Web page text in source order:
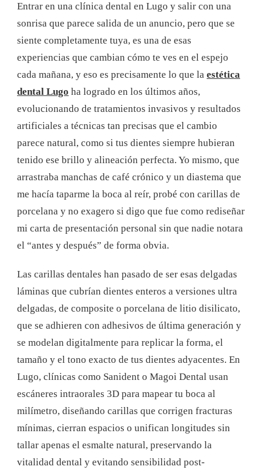
Entrar en una clínica dental en Lugo y salir con una
sonrisa que parece salida de un anuncio, pero que se
siente completamente tuya, es una de esas
experiencias que cambian cómo te ves en el espejo
cada mañana, y eso es precisamente lo que la estética
dental Lugo ha logrado en los últimos años,
evolucionando de tratamientos invasivos y resultados
artificiales a técnicas tan precisas que el cambio
parece natural, como si tus dientes siempre hubieran
tenido ese brillo y alineación perfecta. Yo mismo, que
arrastraba manchas de café crónico y un diastema que
me hacía taparme la boca al reír, probé con carillas de
porcelana y no exagero si digo que fue como rediseñar
mi carta de presentación personal sin que nadie notara
el “antes y después” de forma obvia.
Las carillas dentales han pasado de ser esas delgadas
láminas que cubrían dientes enteros a versiones ultra
delgadas, de composite o porcelana de litio disilicato,
que se adhieren con adhesivos de última generación y
se modelan digitalmente para replicar la forma, el
tamaño y el tono exacto de tus dientes adyacentes. En
Lugo, clínicas como Sanident o Magoi Dental usan
escáneres intraorales 3D para mapear tu boca al
milímetro, diseñando carillas que corrigen fracturas
mínimas, cierran espacios o unifican longitudes sin
tallar apenas el esmalte natural, preservando la
vitalidad dental y evitando sensibilidad post-